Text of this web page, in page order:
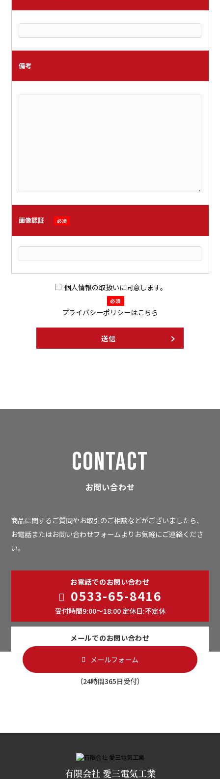
備考
画像認証 必須
個人情報の取扱いに同意します。
必須
プライバシーポリシーはこちら
CONTACT
お問い合わせ
商品に関するご質問やお取引のご相談などがございましたら、
お電話またはお問い合わせフォームよりお気軽にご連絡くださ
い。
お電話でのお問い合わせ
0533-65-8416
受付時間9:00～18:00 定休日:不定休
メールでのお問い合わせ
メールフォーム
（24時間365日受付）
有限会社 愛三電気工業